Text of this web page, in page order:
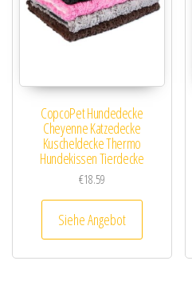
CopcoPet Hundedecke
Cheyenne Katzedecke
Kuscheldecke Thermo
Hundekissen Tierdecke
€18.59
Siehe Angebot